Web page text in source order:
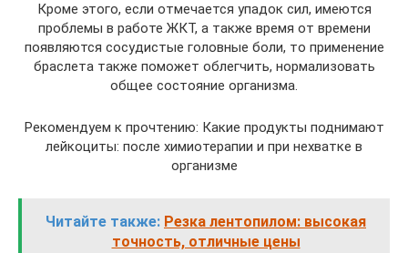
Кроме этого, если отмечается упадок сил, имеются
проблемы в работе ЖКТ, а также время от времени
появляются сосудистые головные боли, то применение
браслета также поможет облегчить, нормализовать
общее состояние организма.
Рекомендуем к прочтению: Какие продукты поднимают
лейкоциты: после химиотерапии и при нехватке в
организме
Читайте также: Резка лентопилом: высокая
точность, отличные цены